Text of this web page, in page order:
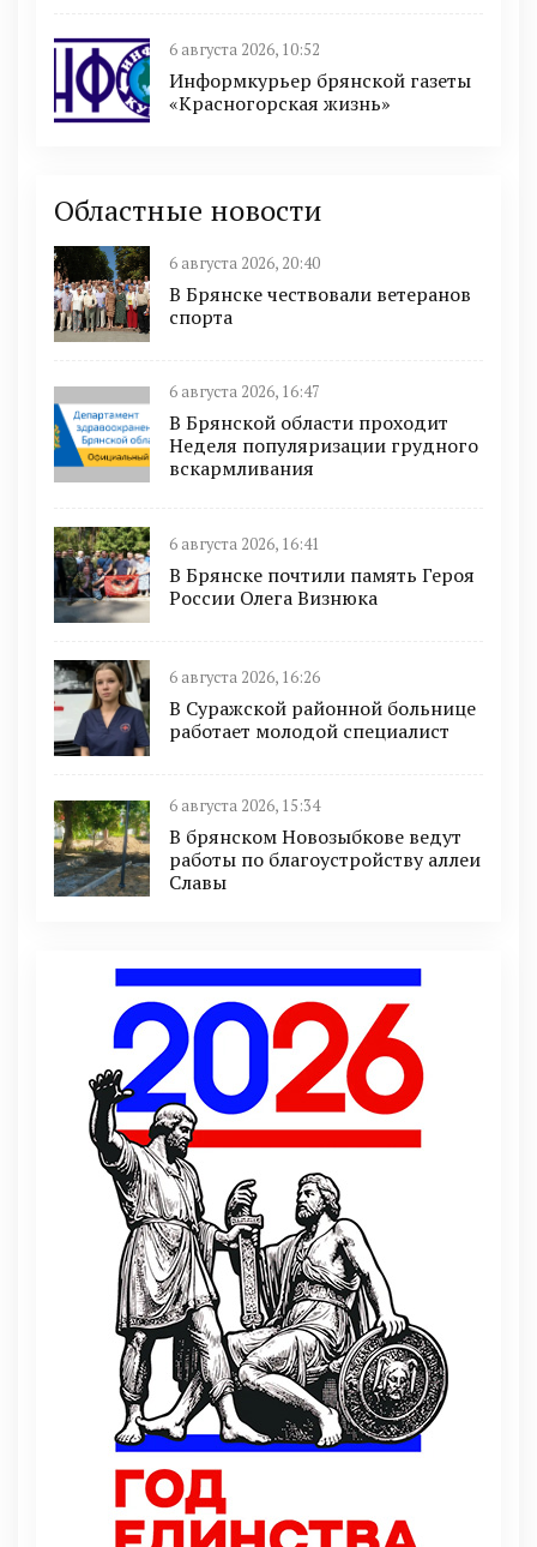
6 августа 2026, 10:52
Информкурьер брянской газеты
«Красногорская жизнь»
Областные новости
6 августа 2026, 20:40
В Брянске чествовали ветеранов
спорта
6 августа 2026, 16:47
В Брянской области проходит
Неделя популяризации грудного
вскармливания
6 августа 2026, 16:41
В Брянске почтили память Героя
России Олега Визнюка
6 августа 2026, 16:26
В Суражской районной больнице
работает молодой специалист
6 августа 2026, 15:34
В брянском Новозыбкове ведут
работы по благоустройству аллеи
Славы